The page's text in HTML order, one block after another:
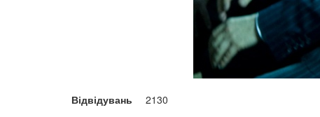
Відвідувань 2130